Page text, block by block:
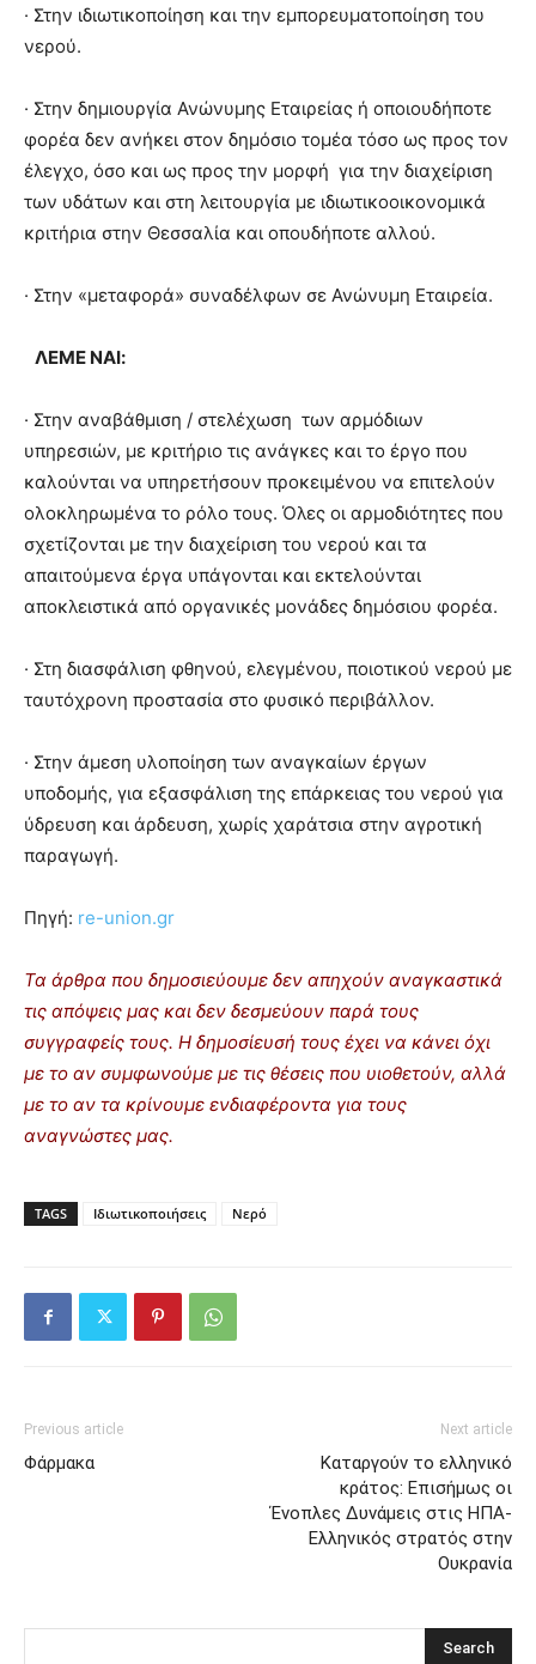
· Στην ιδιωτικοποίηση και την εμπορευματοποίηση του
νερού.
· Στην δημιουργία Ανώνυμης Εταιρείας ή οποιουδήποτε
φορέα δεν ανήκει στον δημόσιο τομέα τόσο ως προς τον
έλεγχο, όσο και ως προς την μορφή για την διαχείριση
των υδάτων και στη λειτουργία με ιδιωτικοοικονομικά
κριτήρια στην Θεσσαλία και οπουδήποτε αλλού.
· Στην «μεταφορά» συναδέλφων σε Ανώνυμη Εταιρεία.
ΛΕΜΕ ΝΑΙ:
· Στην αναβάθμιση / στελέχωση των αρμόδιων
υπηρεσιών, με κριτήριο τις ανάγκες και το έργο που
καλούνται να υπηρετήσουν προκειμένου να επιτελούν
ολοκληρωμένα το ρόλο τους. Όλες οι αρμοδιότητες που
σχετίζονται με την διαχείριση του νερού και τα
απαιτούμενα έργα υπάγονται και εκτελούνται
αποκλειστικά από οργανικές μονάδες δημόσιου φορέα.
· Στη διασφάλιση φθηνού, ελεγμένου, ποιοτικού νερού με
ταυτόχρονη προστασία στο φυσικό περιβάλλον.
· Στην άμεση υλοποίηση των αναγκαίων έργων
υποδομής, για εξασφάλιση της επάρκειας του νερού για
ύδρευση και άρδευση, χωρίς χαράτσια στην αγροτική
παραγωγή.
Πηγή: re-union.gr
Τα άρθρα που δημοσιεύουμε δεν απηχούν αναγκαστικά
τις απόψεις μας και δεν δεσμεύουν παρά τους
συγγραφείς τους. Η δημοσίευσή τους έχει να κάνει όχι
με το αν συμφωνούμε με τις θέσεις που υιοθετούν, αλλά
με το αν τα κρίνουμε ενδιαφέροντα για τους
αναγνώστες μας.
TAGS Ιδιωτικοποιήσεις Νερό
Previous article
Φάρμακα
Next article
Καταργούν το ελληνικό
κράτος: Επισήμως οι
Ένοπλες Δυνάμεις στις ΗΠΑ-
Ελληνικός στρατός στην
Ουκρανία